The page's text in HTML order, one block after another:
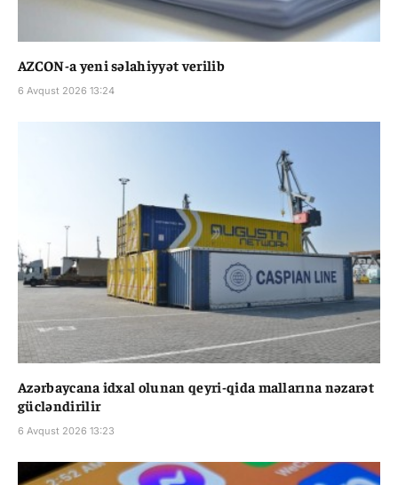
AZCON-a yeni səlahiyyət verilib
6 Avqust 2026 13:24
Azərbaycana idxal olunan qeyri-qida mallarına nəzarət
gücləndirilir
6 Avqust 2026 13:23